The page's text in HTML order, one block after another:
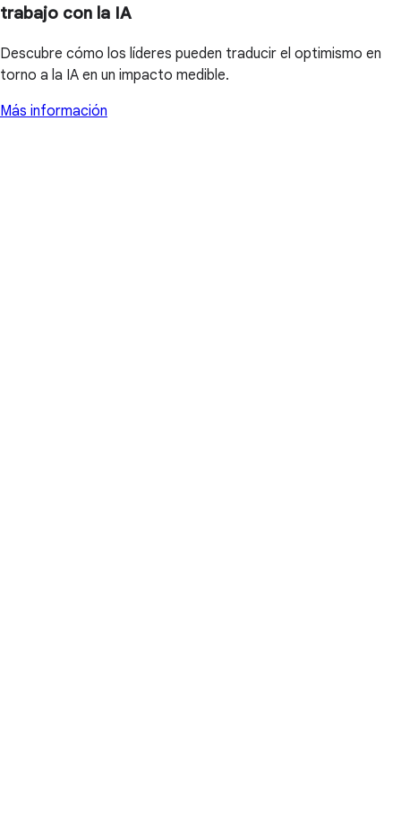
trabajo con la IA
Descubre cómo los líderes pueden traducir el optimismo en
torno a la IA en un impacto medible.
Más información